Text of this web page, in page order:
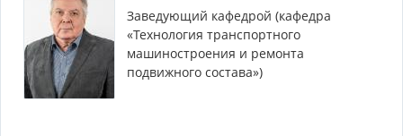
Заведующий кафедрой (кафедра
«Технология транспортного
машиностроения и ремонта
подвижного состава»)